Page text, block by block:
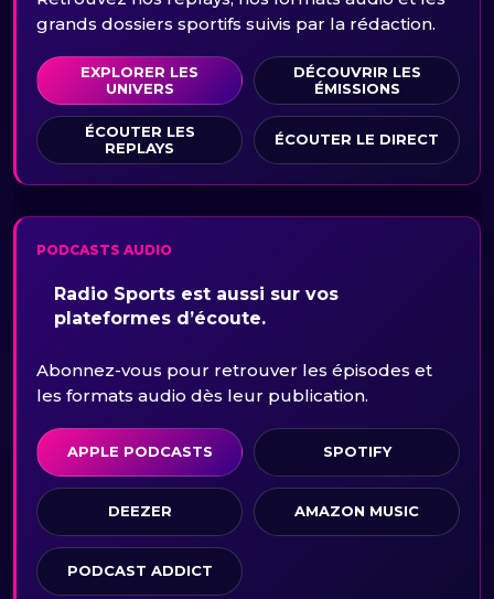
grands dossiers sportifs suivis par la rédaction.
EXPLORER LES
UNIVERS
DÉCOUVRIR LES
ÉMISSIONS
ÉCOUTER LES
REPLAYS
ÉCOUTER LE DIRECT
PODCASTS AUDIO
Radio Sports est aussi sur vos
plateformes d’écoute.
Abonnez-vous pour retrouver les épisodes et
les formats audio dès leur publication.
APPLE PODCASTS SPOTIFY
DEEZER AMAZON MUSIC
PODCAST ADDICT